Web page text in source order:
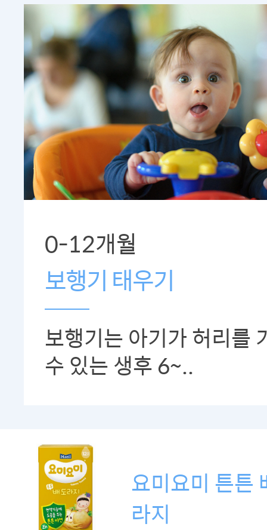
0-12개월
보행기 태우기
보행기는 아기가 허리를
수 있는 생후 6~..
요미요미 튼튼
라지